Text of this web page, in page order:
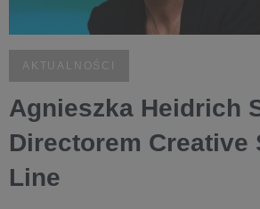
AKTUALNOŚCI
Agnieszka Heidrich
Directorem Creative
Line